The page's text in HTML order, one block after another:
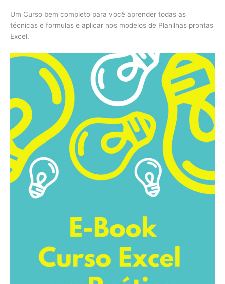
Um Curso bem completo para você aprender todas as
técnicas e formulas e aplicar nos modelos de Planilhas prontas
Excel.